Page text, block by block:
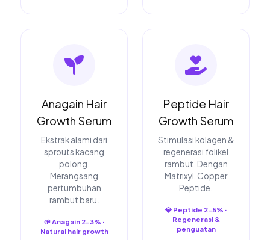
Anagain Hair
Growth Serum
Ekstrak alami dari
sprouts kacang
polong.
Merangsang
pertumbuhan
rambut baru.
🌱 Anagain 2-3% ·
Natural hair growth
Peptide Hair
Growth Serum
Stimulasi kolagen &
regenerasi folikel
rambut. Dengan
Matrixyl, Copper
Peptide.
💎 Peptide 2-5% ·
Regenerasi &
penguatan